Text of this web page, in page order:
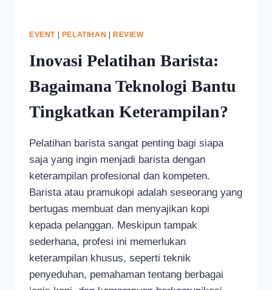
EVENT| PELATIHAN REVIEW
Inovasi Pelatihan Barista:
Bagaimana Teknologi Bantu
Tingkatkan Keterampilan?
Pelatihan barista sangat penting bagi siapa
saja yang ingin menjadi barista dengan
keterampilan profesional dan kompeten.
Barista atau pramukopi adalah seseorang yang
bertugas membuat dan menyajikan kopi
kepada pelanggan. Meskipun tampak
sederhana, profesi ini memerlukan
keterampilan khusus, seperti teknik
penyeduhan, pemahaman tentang berbagai